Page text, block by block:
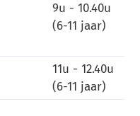
9u - 10.40u
(6-11 jaar)
11u - 12.40u
(6-11 jaar)